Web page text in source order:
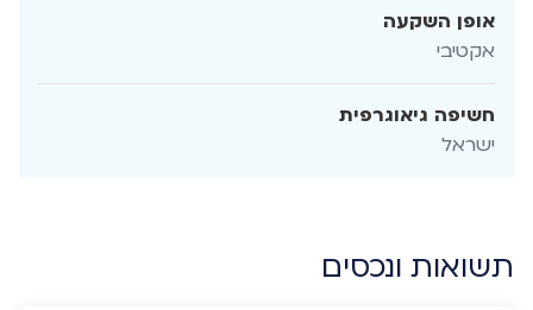
אופן השקעה
אקטיבי
חשיפה גיאוגרפית
ישראל
תשואות ונכסים